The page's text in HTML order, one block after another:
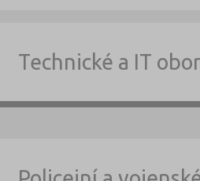
Technické a IT